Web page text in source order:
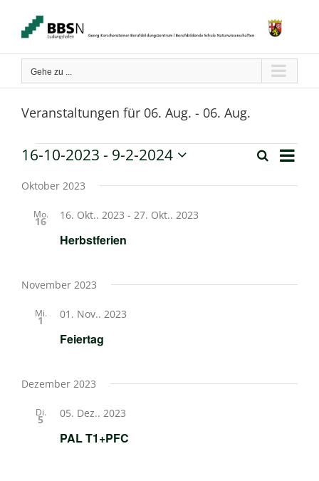
springen
Gehe zu ...
Veranstaltungen für 06. Aug. - 06. Aug.
Veranstaltungen Suche
Liste
16-10-2023 - 9-2-2024
wählen.
Oktober 2023
Mo.
16
Herbstferien
16. Okt.. 2023 - 27. Okt.. 2023
November 2023
Mi.
1
Feiertag
01. Nov.. 2023
Dezember 2023
Di.
5
PAL T1+PFC
05. Dez.. 2023